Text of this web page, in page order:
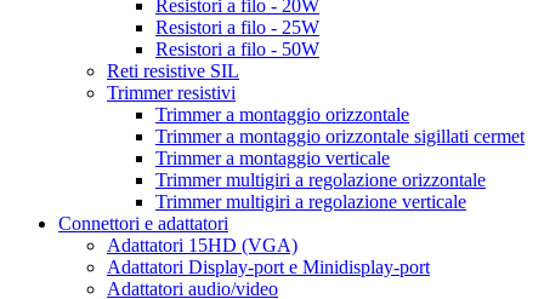
Resistori a filo - 20W
Resistori a filo - 25W
Resistori a filo - 50W
Reti resistive SIL
Trimmer resistivi
Trimmer a montaggio orizzontale
Trimmer a montaggio orizzontale sigillati cermet
Trimmer a montaggio verticale
Trimmer multigiri a regolazione orizzontale
Trimmer multigiri a regolazione verticale
Connettori e adattatori
Adattatori 15HD (VGA)
Adattatori Display-port e Minidisplay-port
Adattatori audio/video